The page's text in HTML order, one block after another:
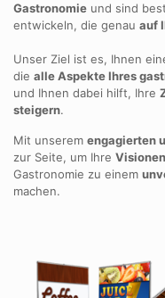
Gastronomie und sind
entwickeln, die genau auf
Unser Ziel ist es, Ihnen
die alle Aspekte Ihres
und Ihnen dabei hilft, Ihre
steigern.
Mit unserem engagierten
zur Seite, um Ihre
Gastronomie zu einem
machen.